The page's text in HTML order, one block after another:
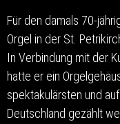
Für den damals 70-
Orgel in der St.
In Verbindung mit der
hatte er ein
spektakulärsten und
Deutschland gezählt